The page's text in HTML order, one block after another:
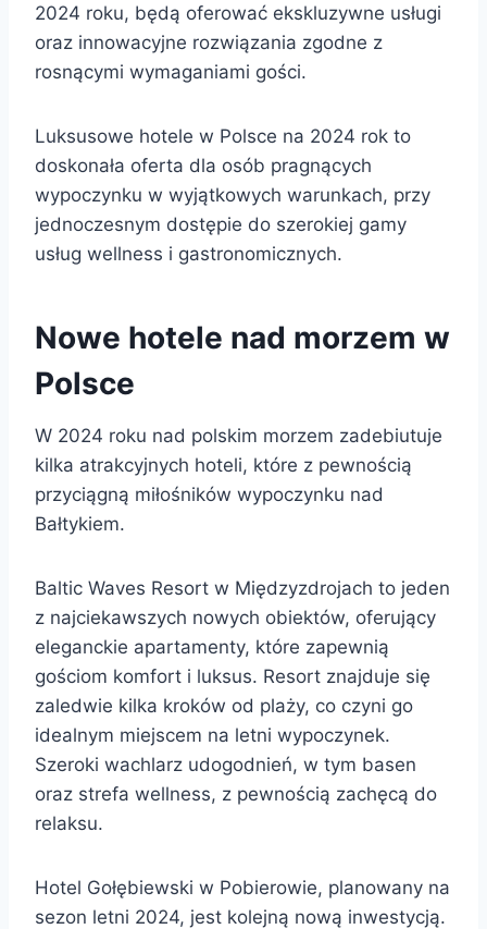
2024 roku, będą oferować ekskluzywne usługi
oraz innowacyjne rozwiązania zgodne z
rosnącymi wymaganiami gości.
Luksusowe hotele w Polsce na 2024 rok to
doskonała oferta dla osób pragnących
wypoczynku w wyjątkowych warunkach, przy
jednoczesnym dostępie do szerokiej gamy
usług wellness i gastronomicznych.
Nowe hotele nad morzem w
Polsce
W 2024 roku nad polskim morzem zadebiutuje
kilka atrakcyjnych hoteli, które z pewnością
przyciągną miłośników wypoczynku nad
Bałtykiem.
Baltic Waves Resort w Międzyzdrojach to jeden
z najciekawszych nowych obiektów, oferujący
eleganckie apartamenty, które zapewnią
gościom komfort i luksus. Resort znajduje się
zaledwie kilka kroków od plaży, co czyni go
idealnym miejscem na letni wypoczynek.
Szeroki wachlarz udogodnień, w tym basen
oraz strefa wellness, z pewnością zachęcą do
relaksu.
Hotel Gołębiewski w Pobierowie, planowany na
sezon letni 2024, jest kolejną nową inwestycją.